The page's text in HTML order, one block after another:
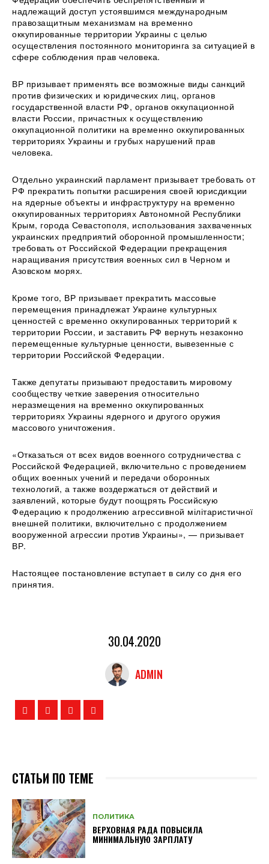
надлежащий доступ устоявшимся международным
правозащитным механизмам на временно
оккупированные территории Украины с целью
осуществления постоянного мониторинга за ситуацией в
сфере соблюдения прав человека.
ВР призывает применять все возможные виды санкций
против физических и юридических лиц, органов
государственной власти РФ, органов оккупационной
власти России, причастных к осуществлению
оккупационной политики на временно оккупированных
территориях Украины и грубых нарушений прав
человека.
Отдельно украинский парламент призывает требовать от
РФ прекратить попытки расширения своей юрисдикции
на ядерные объекты и инфраструктуру на временно
оккупированных территориях Автономной Республики
Крым, города Севастополя, использования захваченных
украинских предприятий оборонной промышленности;
требовать от Российской Федерации прекращения
наращивания присутствия военных сил в Черном и
Азовском морях.
Кроме того, ВР призывает прекратить массовые
перемещения принадлежат Украине культурных
ценностей с временно оккупированных территорий к
территории России, и заставить РФ вернуть незаконно
перемещенные культурные ценности, вывезенные с
территории Российской Федерации.
Также депутаты призывают предоставить мировому
сообществу четкие заверения относительно
неразмещения на временно оккупированных
территориях Украины ядерного и другого оружия
массового уничтожения.
«Отказаться от всех видов военного сотрудничества с
Российской Федерацией, включительно с проведением
общих военных учений и передачи оборонных
технологий, а также воздержаться от действий и
заявлений, которые будут поощрять Российскую
Федерацию к продолжению агрессивной мілітаристичної
внешней политики, включительно с продолжением
вооруженной агрессии против Украины», — призывает
ВР.
Настоящее постановление вступает в силу со дня его
принятия.
30.04.2020
ADMIN
СТАТЬИ ПО ТЕМЕ
ПОЛИТИКА
ВЕРХОВНАЯ РАДА ПОВЫСИЛА
МИНИМАЛЬНУЮ ЗАРПЛАТУ